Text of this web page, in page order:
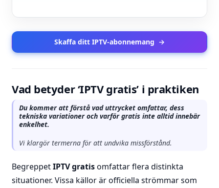
Skaffa ditt IPTV-abonnemang →
Vad betyder ‘IPTV gratis’ i praktiken
Du kommer att förstå vad uttrycket omfattar, dess
tekniska variationer och varför gratis inte alltid innebär
enkelhet.
Vi klargör termerna för att undvika missförstånd.
BegreppetIPTV gratisomfattar flera distinkta
situationer. Vissa källor är officiella strömmar som